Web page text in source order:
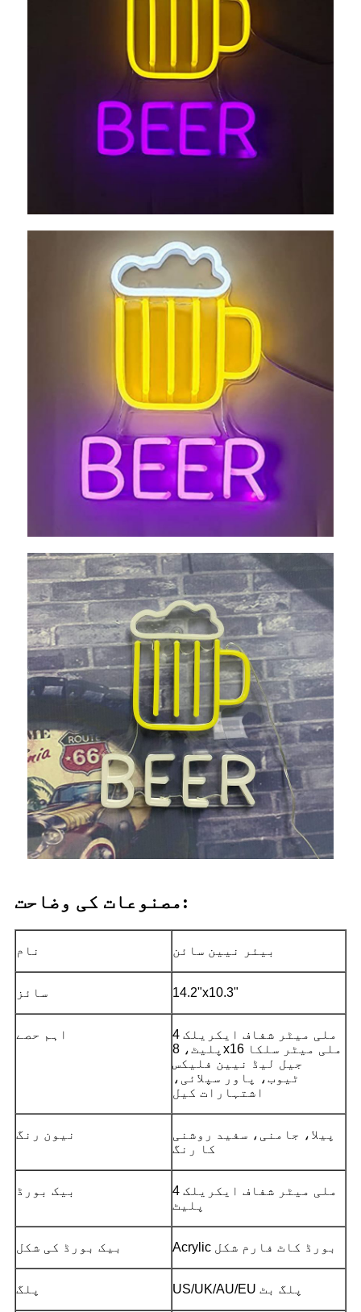
مصنوعات کی وضاحت:
نام بیئر نیین سائن
سائز 14.2"x10.3"
اہم حصے
4 ملی میٹر شفاف ایکریلک
پلیٹ، 8x16 ملی میٹر سلکا
جیل لیڈ نیین فلیکس
ٹیوب، پاور سپلائی،
اشتہارات کیل
نیون رنگ
پیلا، جامنی، سفید روشنی
کا رنگ
بیک بورڈ
4 ملی میٹر شفاف ایکریلک
پلیٹ
بیک بورڈ کی شکل Acrylic بورڈ کاٹ فارم شکل
پلگ US/UK/AU/EU پلگ بٹ